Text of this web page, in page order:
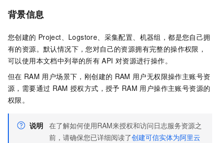
背景信息
您创建的 Project、Logstore、采集配置、机器组，都是您自己拥
有的资源。默认情况下，您对自己的资源拥有完整的操作权限，
可以使用本文档中列举的所有 API 对资源进行操作。
但在 RAM 用户场景下，刚创建的 RAM 用户无权限操作主账号资
源，需要通过 RAM 授权方式，授予 RAM 用户操作主账号资源的
权限。
说明 在了解如何使用RAM来授权和访问日志服务资源之
前，请确保您已详细阅读了创建可信实体为阿里云